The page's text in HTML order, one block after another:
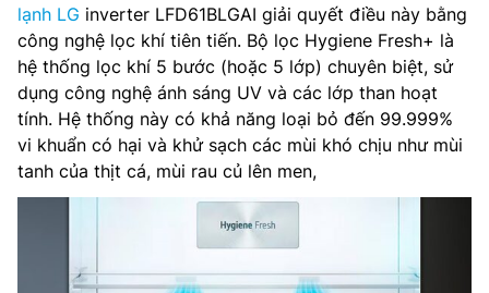
lạnh LG inverter LFD61BLGAI giải quyết điều này bằng
công nghệ lọc khí tiên tiến. Bộ lọc Hygiene Fresh+ là
hệ thống lọc khí 5 bước (hoặc 5 lớp) chuyên biệt, sử
dụng công nghệ ánh sáng UV và các lớp than hoạt
tính. Hệ thống này có khả năng loại bỏ đến 99.999%
vi khuẩn có hại và khử sạch các mùi khó chịu như mùi
tanh của thịt cá, mùi rau củ lên men,